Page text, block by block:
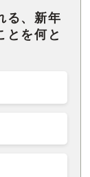
る、新年
とを何と